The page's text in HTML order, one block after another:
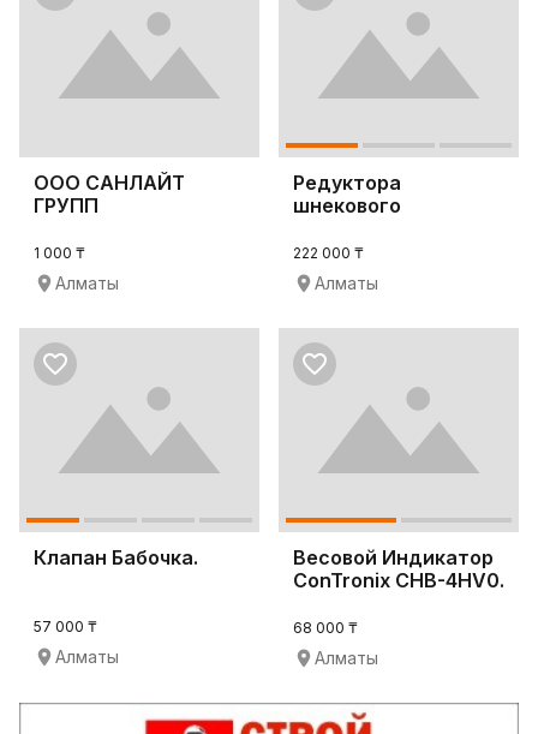
ООО САНЛАЙТ
ГРУПП
1 000 ₸
Алматы
Редуктора
шнекового
222 000 ₸
Алматы
Клапан Бабочка.
57 000 ₸
Алматы
Весовой Индикатор
ConTronix CHB-4HV0.
68 000 ₸
Алматы